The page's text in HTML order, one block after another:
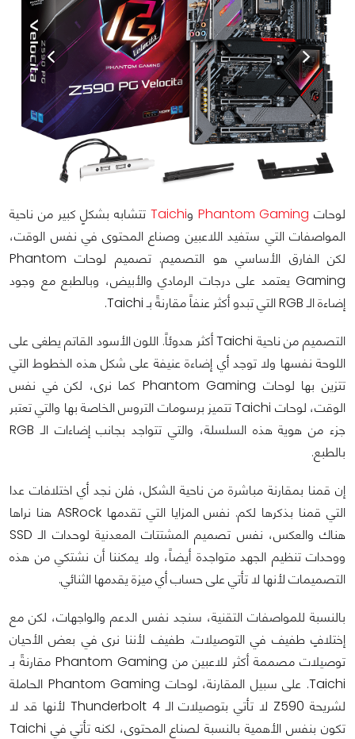
لوحات Phantom Gaming وTaichi تتشابه بشكلٍ كبير من ناحية
المواصفات التي ستفيد اللاعبين وصناع المحتوى في نفس الوقت،
لكن الفارق الأساسي هو التصميم. تصميم لوحات Phantom
Gaming يعتمد على درجات الرمادي والأبيض، وبالطبع مع وجود
إضاءة الـ RGB التي تبدو أكثر عنفاً مقارنةً بـ Taichi.
التصميم من ناحية Taichi أكثر هدوئاً. اللون الأسود القاتم يطغى على
اللوحة نفسها ولا توجد أي إضاءة عنيفة على شكل هذه الخطوط التي
تتزين بها لوحات Phantom Gaming كما نرى، لكن في نفس
الوقت، لوحات Taichi تتميز برسومات التروس الخاصة بها والتي تعتبر
جزء من هوية هذه السلسلة، والتي تتواجد بجانب إضاءات الـ RGB
بالطبع.
إن قمنا بمقارنة مباشرة من ناحية الشكل، فلن نجد أي اختلافات عدا
التي قمنا بذكرها لكم. نفس المزايا التي تقدمها ASRock هنا نراها
هناك والعكس، نفس تصميم المشتتات المعدنية لوحدات الـ SSD
ووحدات تنظيم الجهد متواجدة أيضاً، ولا يمكننا أن نشتكي من هذه
التصميمات لأنها لا تأتي على حساب أي ميزة يقدمها الثنائي.
بالنسبة للمواصفات التقنية، سنجد نفس الدعم والواجهات، لكن مع
إختلافٍ طفيف في التوصيلات. طفيف لأننا نرى في بعض الأحيان
توصيلات مصممة أكثر للاعبين من Phantom Gaming مقارنةً بـ
Taichi. على سبيل المقارنة، لوحات Phantom Gaming الحاملة
لشريحة Z590 لا تأتي بتوصيلات الـ Thunderbolt 4 لأنها قد لا
تكون بنفس الأهمية بالنسبة لصناع المحتوى، لكنه تأتي في Taichi